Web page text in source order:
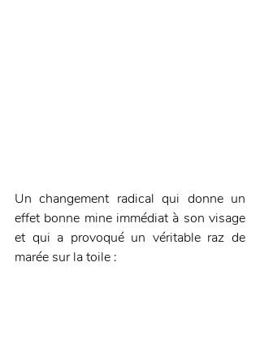
Un changement radical qui donne un
effet bonne mine immédiat à son visage
et qui a provoqué un véritable raz de
marée sur la toile :